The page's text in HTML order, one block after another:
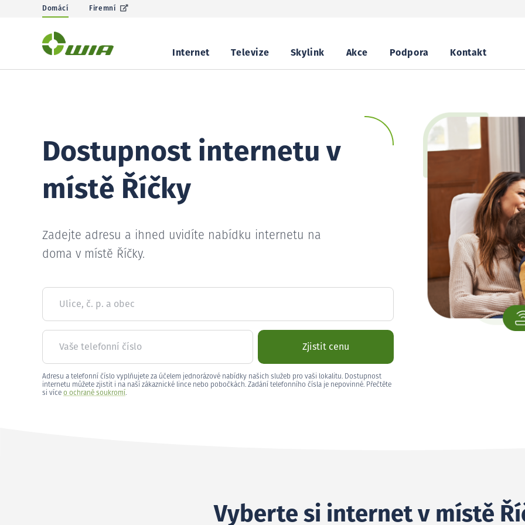
Domácí Firemní
Internet Televize Skylink Akce Podpora Kontakt
Dostupnost internetu v
místě Říčky
Zadejte adresu a ihned uvidíte nabídku internetu na
doma v místě Říčky.
Ulice, č. p. a obec
Vaše telefonní číslo Zjistit cenu
Adresu a telefonní číslo vyplňujete za účelem jednorázové nabídky našich služeb pro vaši lokalitu. Dostupnost
internetu můžete zjistit i na naší zákaznické lince nebo pobočkách. Zadání telefonního čísla je nepovinné. Přečtěte
si více o ochraně soukromí.
Vyberte si internet v místě